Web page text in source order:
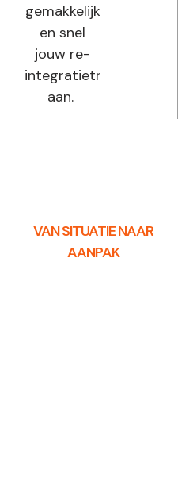
gemakkelijk
en snel
jouw re-
integratietraject
aan.
VAN SITUATIE NAAR
AANPAK